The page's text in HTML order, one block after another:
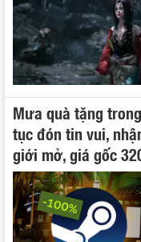
Mưa quà tặng
tục đón tin vui,
giới mở, giá gốc